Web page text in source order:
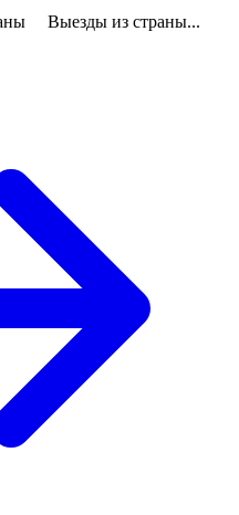
Выезды из страны...